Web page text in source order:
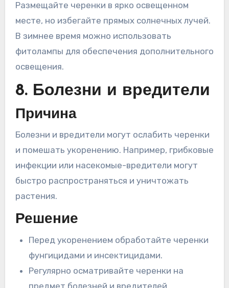
Размещайте черенки в ярко освещенном
месте, но избегайте прямых солнечных лучей.
В зимнее время можно использовать
фитолампы для обеспечения дополнительного
освещения.
8. Болезни и вредители
Причина
Болезни и вредители могут ослабить черенки
и помешать укоренению. Например, грибковые
инфекции или насекомые-вредители могут
быстро распространяться и уничтожать
растения.
Решение
Перед укоренением обработайте черенки
фунгицидами и инсектицидами.
Регулярно осматривайте черенки на
предмет болезней и вредителей.